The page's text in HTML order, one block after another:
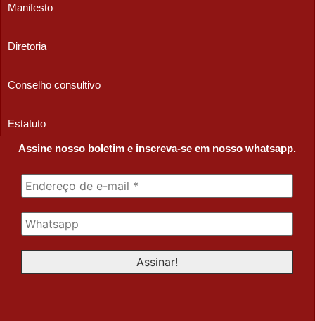
Manifesto
Diretoria
Conselho consultivo
Estatuto
Assine nosso boletim e inscreva-se em nosso whatsapp.